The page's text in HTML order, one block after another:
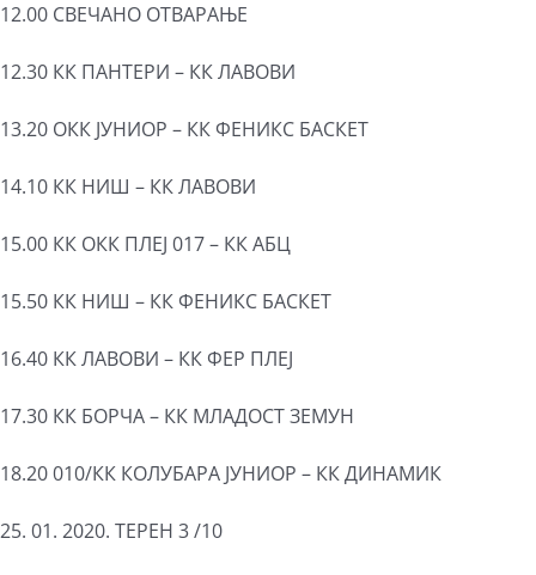
12.00 СВЕЧАНО ОТВАРАЊЕ
12.30 КК ПАНТЕРИ – КК ЛАВОВИ
13.20 ОКК ЈУНИОР – КК ФЕНИКС БАСКЕТ
14.10 КК НИШ – КК ЛАВОВИ
15.00 КК ОКК ПЛЕЈ 017 – КК АБЦ
15.50 КК НИШ – КК ФЕНИКС БАСКЕТ
16.40 КК ЛАВОВИ – КК ФЕР ПЛЕЈ
17.30 КК БОРЧА – КК МЛАДОСТ ЗЕМУН
18.20 010/КК КОЛУБАРА ЈУНИОР – КК ДИНАМИК
25. 01. 2020. ТЕРЕН 3 /10